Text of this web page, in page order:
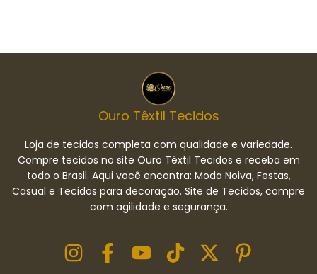
Ouro Têxtil Tecidos
Loja de tecidos completa com qualidade e variedade.
Compre tecidos no site Ouro Têxtil Tecidos e receba em
todo o Brasil. Aqui você encontra: Moda Noiva, Festas,
Casual e Tecidos para decoração. Site de Tecidos, compre
com agilidade e segurança.